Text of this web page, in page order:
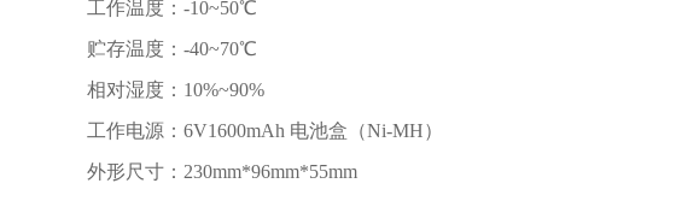
工作温度：-10~50℃
贮存温度：-40~70℃
相对湿度：10%~90%
工作电源：6V1600mAh 电池盒（Ni-MH）
外形尺寸：230mm*96mm*55mm